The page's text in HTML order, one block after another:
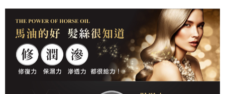
每筆NT$80，滿NT$699(含以上)免運費
免運
每筆NT$80，滿NT$699(含以上)免運費